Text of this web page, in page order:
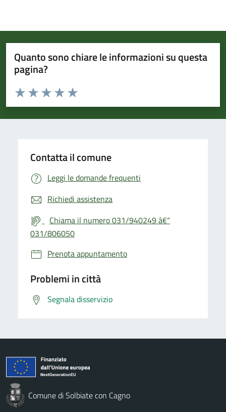
Quanto sono chiare le informazioni su questa
pagina?
Valuta da 1 a 5 stelle la pagina
Valuta 5 stelle su 5
Valuta 4 stelle su 5
Valuta 3 stelle su 5
Valuta 2 stelle su 5
Valuta 1 stelle su 5
Contatta il comune
Leggi le domande frequenti
Richiedi assistenza
Chiama il numero 031/940249 â€“
031/806050
Prenota appuntamento
Problemi in città
Segnala disservizio
Comune di Solbiate con Cagno